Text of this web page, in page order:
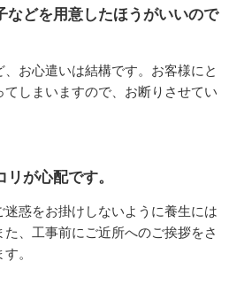
などを用意したほうがいいので
お心遣いは結構です。お客様にと
てしまいますので、お断りさせてい
が心配です。
迷惑をお掛けしないように養生には
、工事前にご近所へのご挨拶をさ
。